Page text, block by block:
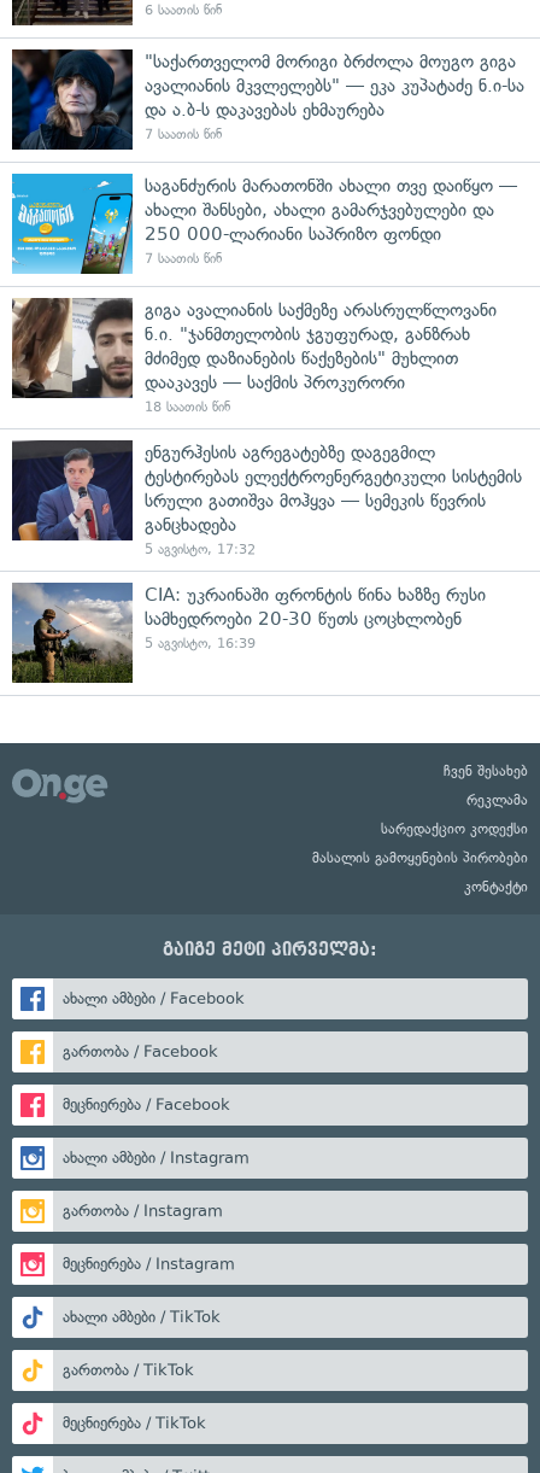
6 საათის წინ
"საქართველომ მორიგი ბრძოლა მოუგო გიგა
ავალიანის მკვლელებს" — ეკა კუპატაძე ნ.ი-სა
და ა.ბ-ს დაკავებას ეხმაურება
7 საათის წინ
საგანძურის მარათონში ახალი თვე დაიწყო —
ახალი შანსები, ახალი გამარჯვებულები და
250 000-ლარიანი საპრიზო ფონდი
7 საათის წინ
გიგა ავალიანის საქმეზე არასრულწლოვანი
ნ.ი. "ჯანმთელობის ჯგუფურად, განზრახ
მძიმედ დაზიანების წაქეზების" მუხლით
დააკავეს — საქმის პროკურორი
18 საათის წინ
ენგურჰესის აგრეგატებზე დაგეგმილ
ტესტირებას ელექტროენერგეტიკული სისტემის
სრული გათიშვა მოჰყვა — სემეკის წევრის
განცხადება
5 აგვისტო, 17:32
CIA: უკრაინაში ფრონტის წინა ხაზზე რუსი
სამხედროები 20-30 წუთს ცოცხლობენ
5 აგვისტო, 16:39
ჩვენ შესახებ
რეკლამა
სარედაქციო კოდექსი
მასალის გამოყენების პირობები
კონტაქტი
გაიგე მეტი პირველმა:
ახალი ამბები / Facebook
გართობა / Facebook
მეცნიერება / Facebook
ახალი ამბები / Instagram
გართობა / Instagram
მეცნიერება / Instagram
ახალი ამბები / TikTok
გართობა / TikTok
მეცნიერება / TikTok